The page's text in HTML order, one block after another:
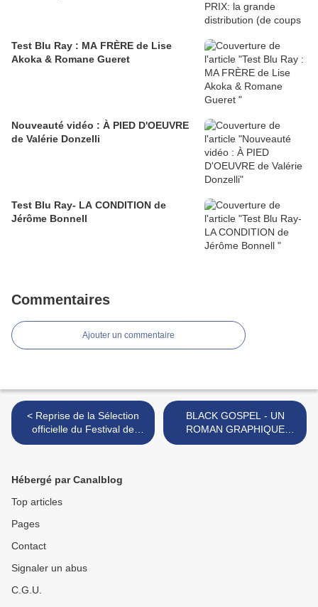
Test Blu Ray : MA FRÈRE de Lise
Akoka & Romane Gueret
Nouveauté vidéo : À PIED D'OEUVRE
de Valérie Donzelli
Test Blu Ray- LA CONDITION de
Jérôme Bonnell
Commentaires
Ajouter un commentaire
< Reprise de la Sélection
officielle du Festival de
Cannes 2025 du 9 au 17
BLACK GOSPEL - UN
ROMAN GRAPHIQUE
DIGNE DES PLUS NOIRES
Hébergé par Canalblog
Top articles
Pages
Contact
Signaler un abus
C.G.U.